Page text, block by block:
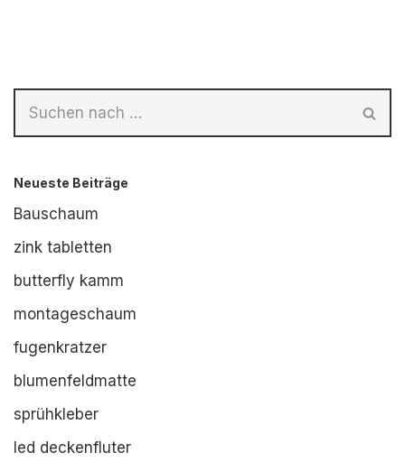
Neueste Beiträge
Bauschaum
zink tabletten
butterfly kamm
montageschaum
fugenkratzer
blumenfeldmatte
sprühkleber
led deckenfluter